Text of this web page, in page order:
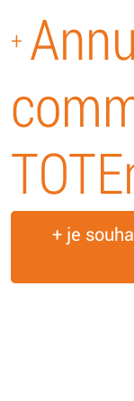
+
+ je